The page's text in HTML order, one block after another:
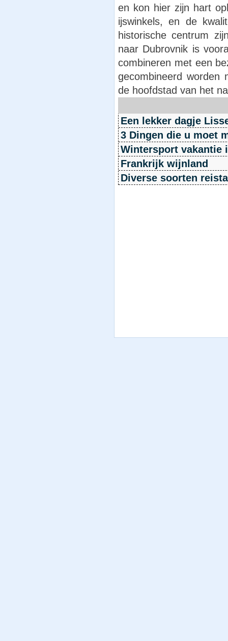
en kon hier zijn hart
ijswinkels, en de
historische centrum
naar Dubrovnik is
combineren met een
gecombineerd
de hoofdstad van het
Een lekker dagje
3 Dingen die u moet
Wintersport vakantie
Frankrijk wijnland
Diverse soorten